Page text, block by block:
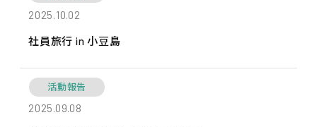
2025.10.02
社員旅行 in 小豆島
活動報告
2025.09.08
新設備の修祓式が執り行われました の詳細ページへ